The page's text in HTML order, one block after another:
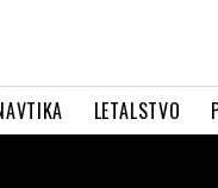
LETALSTVO